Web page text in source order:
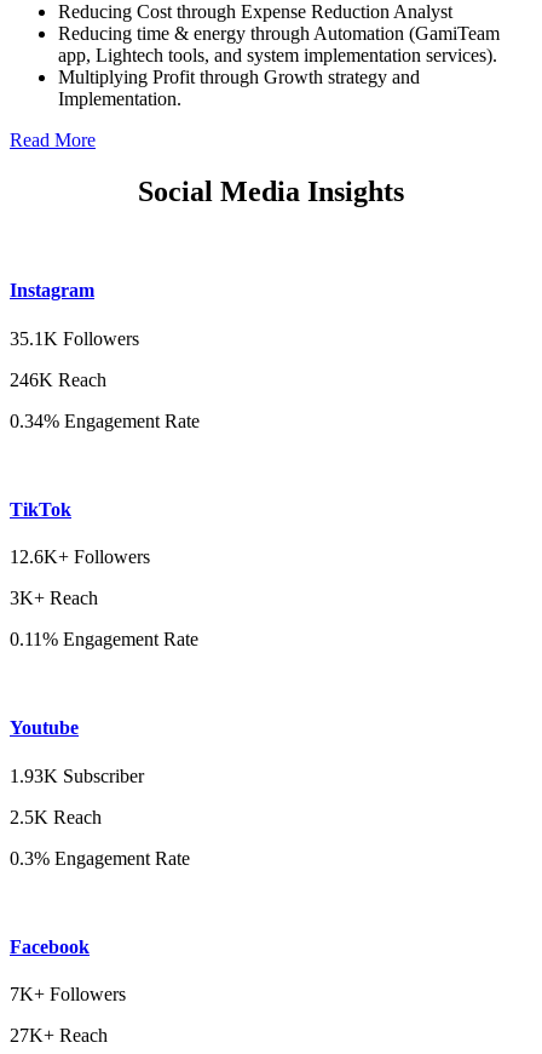
Reducing Cost through Expense Reduction Analyst
Reducing time & energy through Automation (GamiTeam
app, Lightech tools, and system implementation services).
Multiplying Profit through Growth strategy and
Implementation.
Read More
Social Media Insights
Instagram
35.1K Followers
246K Reach
0.34% Engagement Rate
TikTok
12.6K+ Followers
3K+ Reach
0.11% Engagement Rate
Youtube
1.93K Subscriber
2.5K Reach
0.3% Engagement Rate
Facebook
7K+ Followers
27K+ Reach